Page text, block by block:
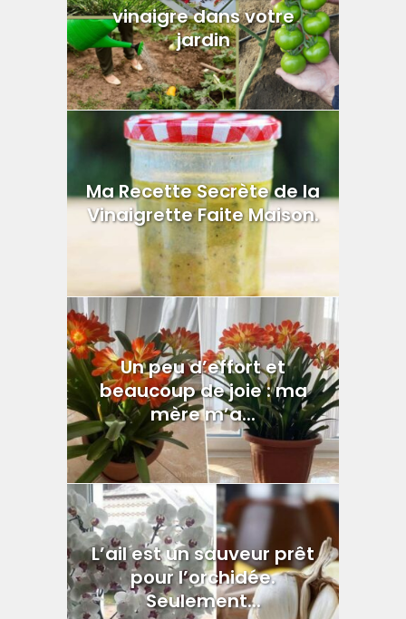
vinaigre dans votre
jardin
Ma Recette Secrète de la
Vinaigrette Faite Maison.
Un peu d’effort et
beaucoup de joie : ma
mère m’a...
L’ail est un sauveur prêt
pour l’orchidée.
Seulement...